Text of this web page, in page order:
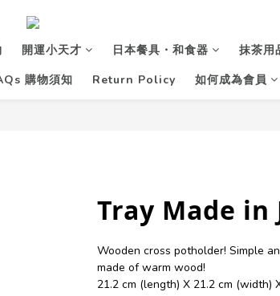
開運小天才 日本餐具・和食器 抹茶用
購物須知 Return Policy 如何成為會員
Tray Made in
Wooden cross potholder! Simple
made of warm wood!
21.2 cm (length) X 21.2 cm (width)